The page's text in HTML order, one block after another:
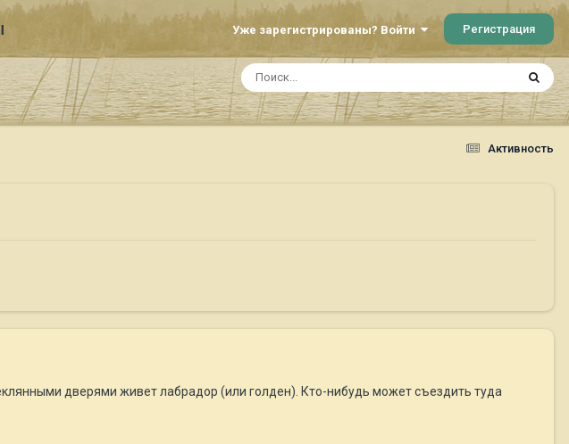
Уже зарегистрированы? Войти Регистрация
Активность
дверями живет лабрадор (или голден). Кто-нибудь может съездить туда